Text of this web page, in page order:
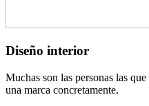
Diseño interior
Muchas son las personas las
una marca concretamente.